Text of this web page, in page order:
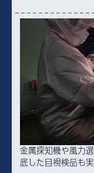
金属探知機や風力
底した目視検品も